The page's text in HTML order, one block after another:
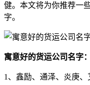
健。本文将为你推荐一
字。
寓意好的货运公司名字：
1、鑫励、通泽、炎庚、